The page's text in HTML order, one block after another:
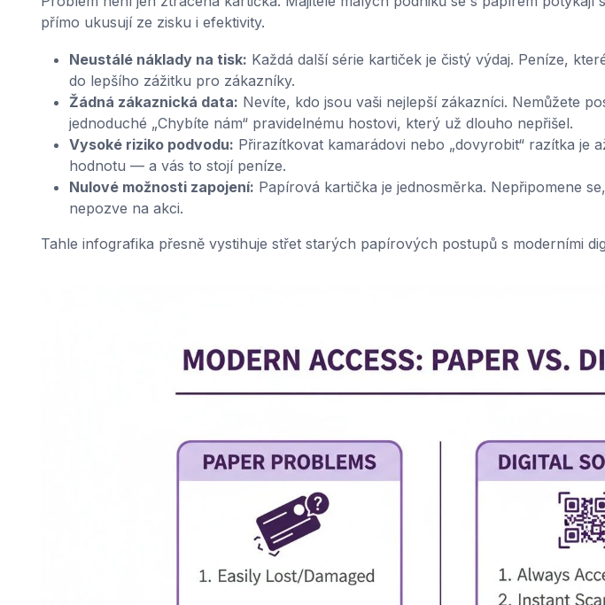
přímo ukusují ze zisku i efektivity.
Neustálé náklady na tisk: Každá další série kartiček je čistý výdaj. Peníze,
do lepšího zážitku pro zákazníky.
Žádná zákaznická data: Nevíte, kdo jsou vaši nejlepší zákazníci. Nemůžete
jednoduché „Chybíte nám“ pravidelnému hostovi, který už dlouho nepřišel.
Vysoké riziko podvodu: Přirazítkovat kamarádovi nebo „dovyrobit“ razítka je
hodnotu — a vás to stojí peníze.
Nulové možnosti zapojení: Papírová kartička je jednosměrka. Nepřipomene
nepozve na akci.
Tahle infografika přesně vystihuje střet starých papírových postupů s moderními